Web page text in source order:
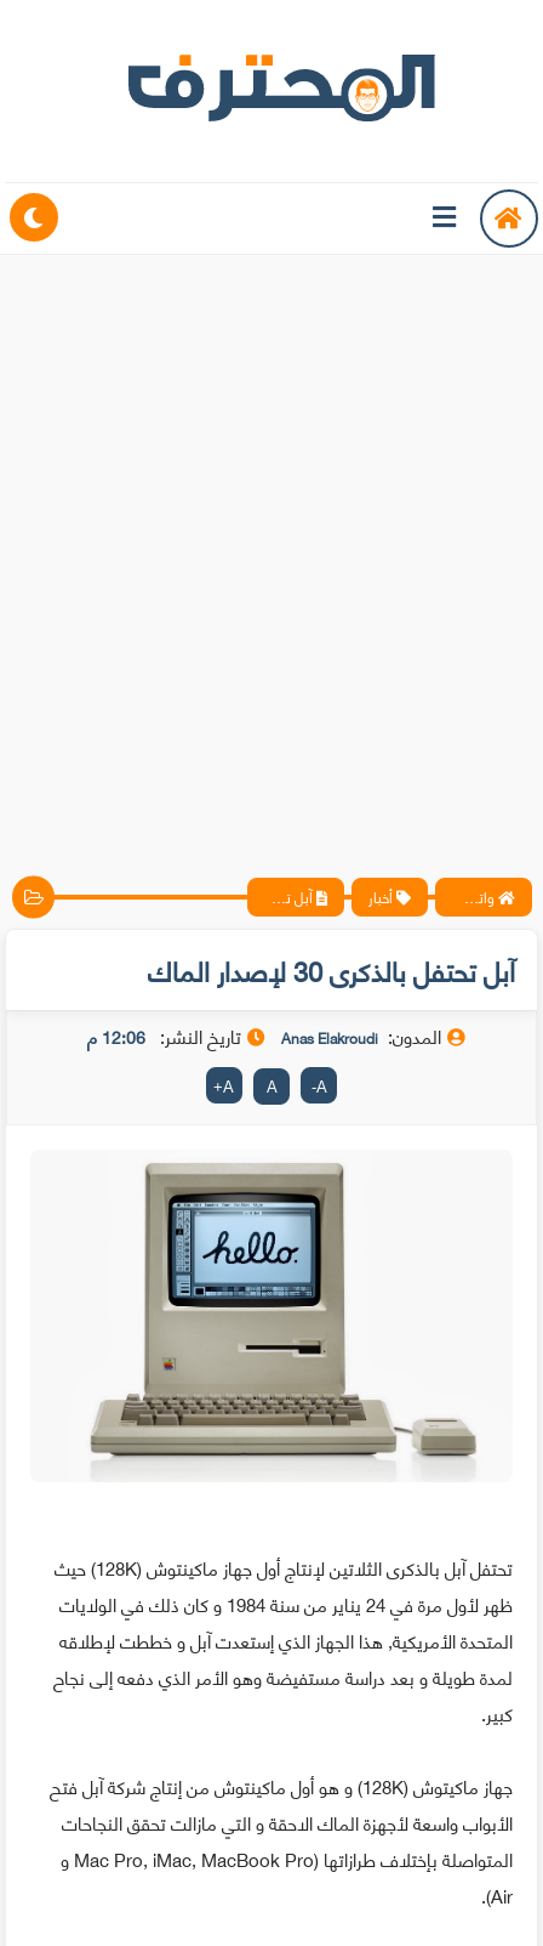
واتس آب ، فيسبوك ، أنترنت ، شروحات تقنية حصرية - المحترف أخبار آبل تحتفل بالذكرى 30 لإصدار الماك
آبل تحتفل بالذكرى 30 لإصدار الماك
المدون: Anas Elakroudi تاريخ النشر: 12:06 م
A
-
A
A
+
تحتفل آبل بالذكرى الثلاتين لإنتاج أول جهاز ماكينتوش (128K) حيث
ظهر لأول مرة في 24 يناير من سنة 1984 و كان ذلك في الولايات
المتحدة الأمريكية, هذا الجهاز الذي إستعدت آبل و خططت لإطلاقه
لمدة طويلة و بعد دراسة مستفيضة وهو الأمر الذي دفعه إلى نجاح
كبير.
جهاز ماكيتوش (128K) و هو أول ماكينتوش من إنتاج شركة آبل فتح
الأبواب واسعة لأجهزة الماك الاحقة و التي مازالت تحقق النجاحات
المتواصلة بإختلاف طرازاتها (Mac Pro, iMac, MacBook Pro و
Air).